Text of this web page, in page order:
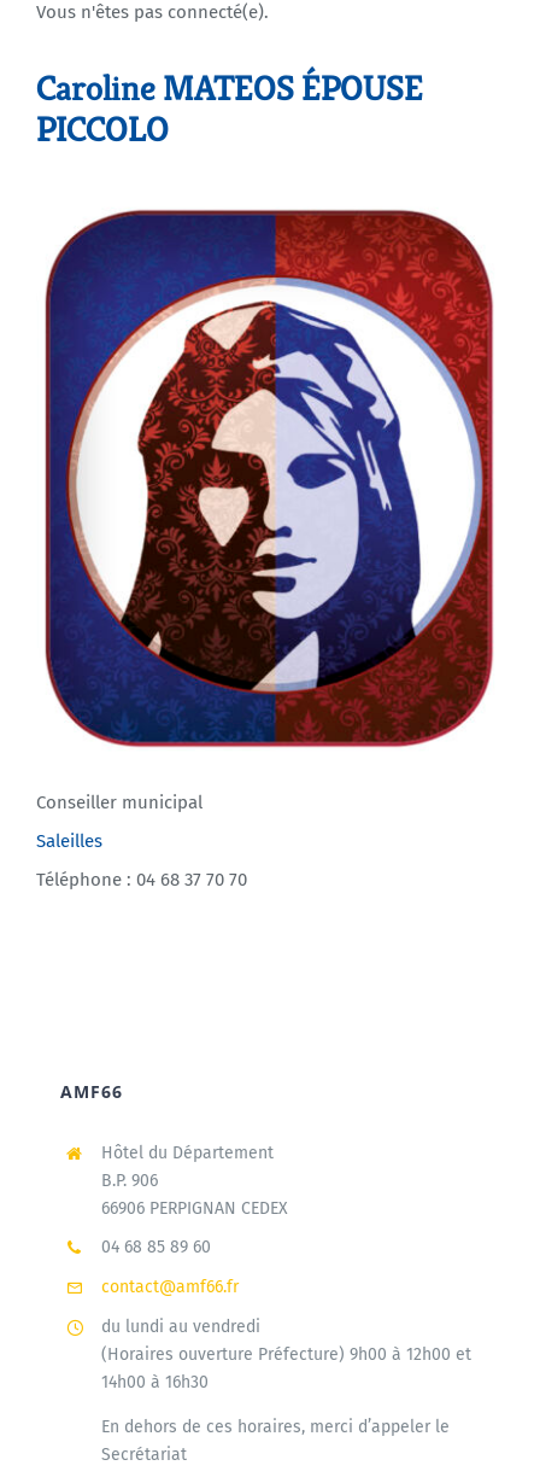
Agenda
Vous n'êtes pas connecté(e).
Caroline MATEOS ÉPOUSE
PICCOLO
Conseiller municipal
Saleilles
Téléphone : 04 68 37 70 70
AMF66
Hôtel du Département
B.P. 906
66906 PERPIGNAN CEDEX
04 68 85 89 60
contact@amf66.fr
du lundi au vendredi
(Horaires ouverture Préfecture) 9h00 à 12h00 et
14h00 à 16h30
En dehors de ces horaires, merci d’appeler le
Secrétariat